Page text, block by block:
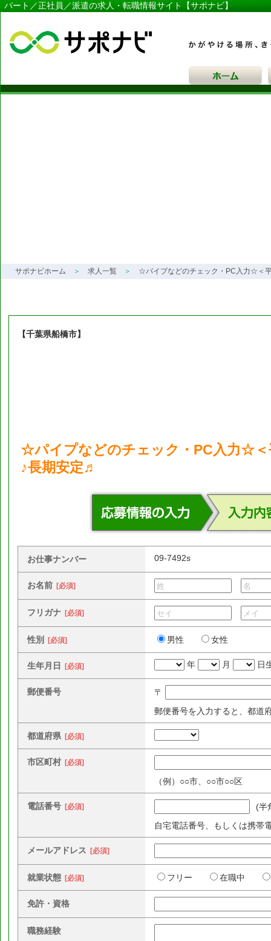
パート／正社員／派遣の求人・転職情報サイト【サポナビ】
サポナビホーム 求人一覧 ☆パイプなどのチェック・PC入力☆＜
【千葉県船橋市】
☆パイプなどのチェック・PC入力☆＜
♪長期安定♬
お仕事ナンバー 09-7492s
お名前 [必須]
フリガナ [必須]
性別 [必須] 男性 女性
生年月日 [必須] 年 月 日
郵便番号
〒
郵便番号を入力すると、都道
都道府県 [必須]
市区町村 [必須]
（例）○○市、○○市○○区
電話番号 [必須]
(半
自宅電話番号、もしくは携帯
メールアドレス [必須]
就業状態 [必須] フリー 在職中
免許・資格
職務経験